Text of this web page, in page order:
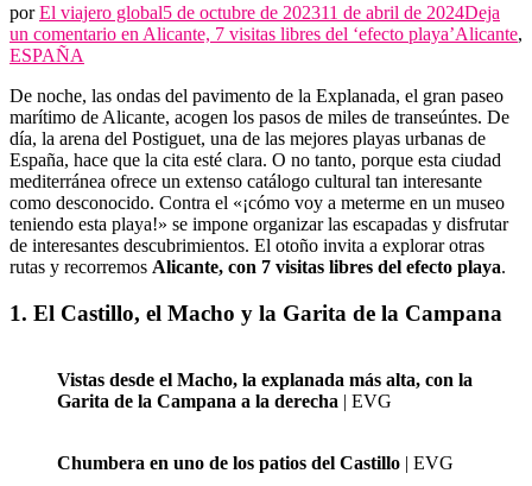
porEl viajero global5 de octubre de 202311 de abril de 2024Deja
un comentario en Alicante, 7 visitas libres del ‘efecto playa’Alicante,
ESPAÑA
De noche, las ondas del pavimento de la Explanada, el gran paseo
marítimo de Alicante, acogen los pasos de miles de transeúntes. De
día, la arena del Postiguet, una de las mejores playas urbanas de
España, hace que la cita esté clara. O no tanto, porque esta ciudad
mediterránea ofrece un extenso catálogo cultural tan interesante
como desconocido. Contra el «¡cómo voy a meterme en un museo
teniendo esta playa!» se impone organizar las escapadas y disfrutar
de interesantes descubrimientos. El otoño invita a explorar otras
rutas y recorremos Alicante, con 7 visitas libres del efecto playa.
1. El Castillo, el Macho y la Garita de la Campana
Vistas desde el Macho, la explanada más alta, con la
Garita de la Campana a la derecha | EVG
Chumbera en uno de los patios del Castillo | EVG